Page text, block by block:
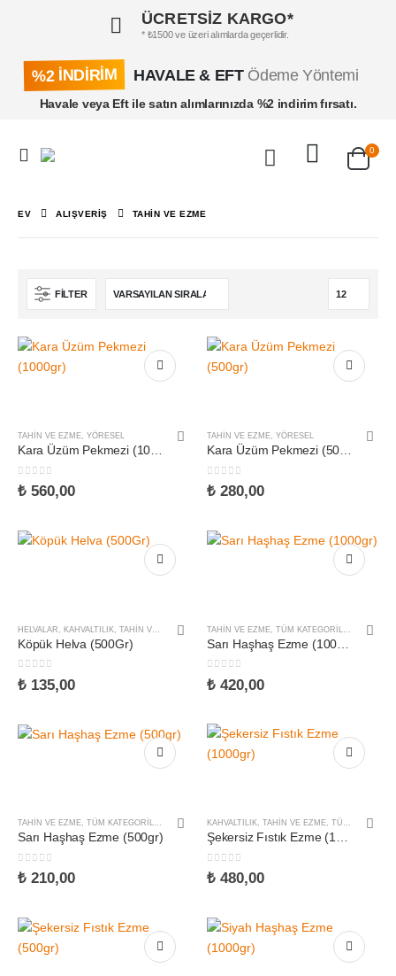
ÜCRETSİZ KARGO*
* ₺1500 ve üzeri alımlarda geçerlidir.
%2 İNDİRİM HAVALE & EFTÖdeme Yöntemi
Havale veya Eft ile satın alımlarınızda %2 indirim fırsatı.
0
EV ALIŞVERIŞ TAHIN VE EZME
FILTER
TAHIN VE EZME YÖRESEL
05 üzerinden
₺ 560,00
TAHIN VE EZME YÖRESEL
05 üzerinden
₺ 280,00
HELVALAR KAHVALTILIK TAHIN VE EZME TÜM KATEGORILER, YÖRESEL
Köpük Helva (500Gr)
05 üzerinden
₺ 135,00
TAHIN VE EZME TÜM KATEGORILER
05 üzerinden
₺ 420,00
TAHIN VE EZME, TÜM KATEGORILER
Sarı Haşhaş Ezme (500gr)
05 üzerinden
₺ 210,00
KAHVALTILIK, TAHIN VE EZME, TÜM KATEGORILER
Şekersiz Fıstık Ezme (1000gr)
05 üzerinden
₺ 480,00